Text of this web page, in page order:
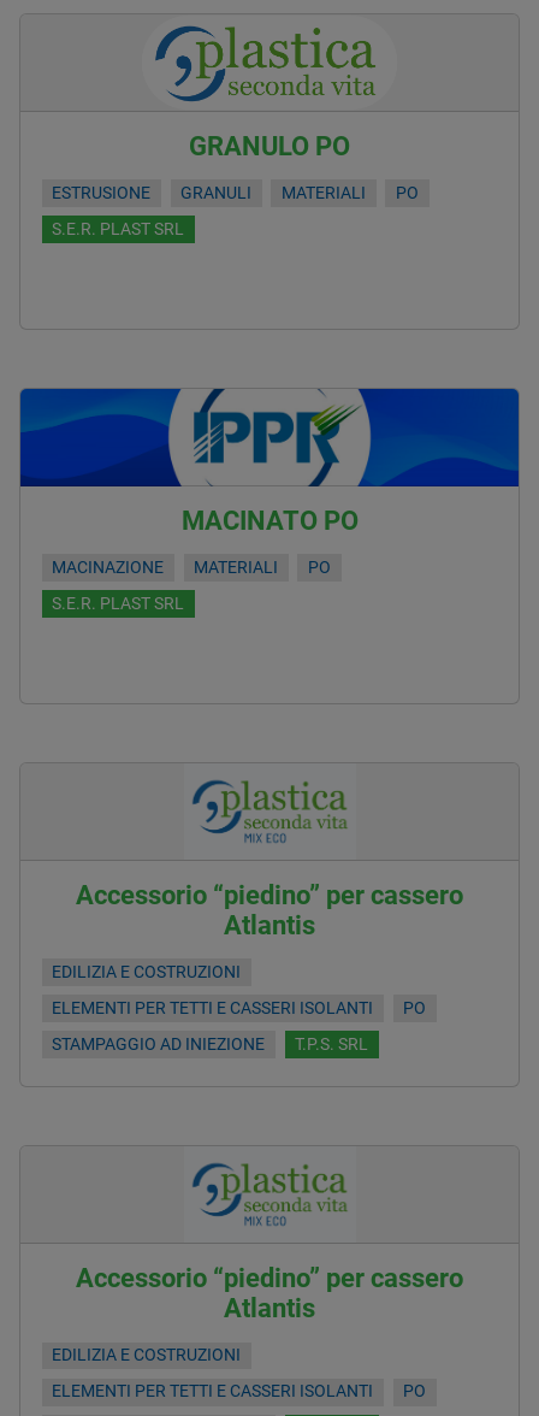
GRANULO PO
ESTRUSIONE GRANULI MATERIALI
PO
S.E.R. PLAST SRL
MACINATO PO
MACINAZIONE MATERIALI
PO
S.E.R. PLAST SRL
Accessorio “piedino” per cassero
Atlantis
EDILIZIA E COSTRUZIONI
ELEMENTI PER TETTI E CASSERI ISOLANTI
PO
STAMPAGGIO AD INIEZIONE
T.P.S. SRL
Accessorio “piedino” per cassero
Atlantis
EDILIZIA E COSTRUZIONI
ELEMENTI PER TETTI E CASSERI ISOLANTI
PO